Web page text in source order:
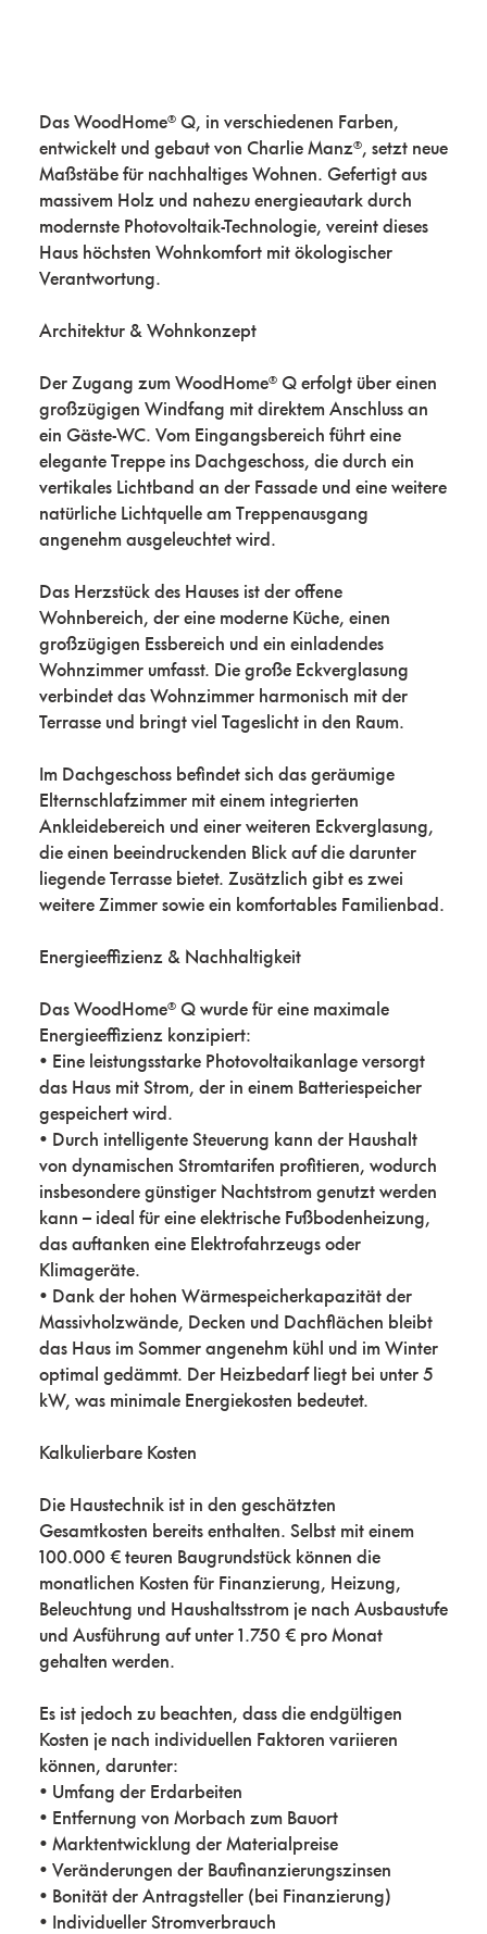
Das WoodHome® Q, in verschiedenen Farben,
entwickelt und gebaut von Charlie Manz®, setzt neue
Maßstäbe für nachhaltiges Wohnen. Gefertigt aus
massivem Holz und nahezu energieautark durch
modernste Photovoltaik-Technologie, vereint dieses
Haus höchsten Wohnkomfort mit ökologischer
Verantwortung.
Architektur & Wohnkonzept
Der Zugang zum WoodHome® Q erfolgt über einen
großzügigen Windfang mit direktem Anschluss an
ein Gäste-WC. Vom Eingangsbereich führt eine
elegante Treppe ins Dachgeschoss, die durch ein
vertikales Lichtband an der Fassade und eine weitere
natürliche Lichtquelle am Treppenausgang
angenehm ausgeleuchtet wird.
Das Herzstück des Hauses ist der offene
Wohnbereich, der eine moderne Küche, einen
großzügigen Essbereich und ein einladendes
Wohnzimmer umfasst. Die große Eckverglasung
verbindet das Wohnzimmer harmonisch mit der
Terrasse und bringt viel Tageslicht in den Raum.
Im Dachgeschoss befindet sich das geräumige
Elternschlafzimmer mit einem integrierten
Ankleidebereich und einer weiteren Eckverglasung,
die einen beeindruckenden Blick auf die darunter
liegende Terrasse bietet. Zusätzlich gibt es zwei
weitere Zimmer sowie ein komfortables Familienbad.
Energieeffizienz & Nachhaltigkeit
Das WoodHome® Q wurde für eine maximale
Energieeffizienz konzipiert:
• Eine leistungsstarke Photovoltaikanlage versorgt
das Haus mit Strom, der in einem Batteriespeicher
gespeichert wird.
• Durch intelligente Steuerung kann der Haushalt
von dynamischen Stromtarifen profitieren, wodurch
insbesondere günstiger Nachtstrom genutzt werden
kann – ideal für eine elektrische Fußbodenheizung,
das auftanken eine Elektrofahrzeugs oder
Klimageräte.
• Dank der hohen Wärmespeicherkapazität der
Massivholzwände, Decken und Dachflächen bleibt
das Haus im Sommer angenehm kühl und im Winter
optimal gedämmt. Der Heizbedarf liegt bei unter 5
kW, was minimale Energiekosten bedeutet.
Kalkulierbare Kosten
Die Haustechnik ist in den geschätzten
Gesamtkosten bereits enthalten. Selbst mit einem
100.000 € teuren Baugrundstück können die
monatlichen Kosten für Finanzierung, Heizung,
Beleuchtung und Haushaltsstrom je nach Ausbaustufe
und Ausführung auf unter 1.750 € pro Monat
gehalten werden.
Es ist jedoch zu beachten, dass die endgültigen
Kosten je nach individuellen Faktoren variieren
können, darunter:
• Umfang der Erdarbeiten
• Entfernung von Morbach zum Bauort
• Marktentwicklung der Materialpreise
• Veränderungen der Baufinanzierungszinsen
• Bonität der Antragsteller (bei Finanzierung)
• Individueller Stromverbrauch